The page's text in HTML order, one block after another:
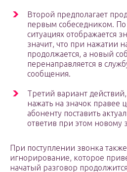
Второй предполагает
первым собеседником.
ситуациях отображается
значит, что при нажатии
продолжается, а новый
перенаправляется в
сообщения.
Третий вариант
нажать на значок правее
абоненту поставить
ответив при этом новому
При поступлении звонка
игнорирование, которое
начатый разговор